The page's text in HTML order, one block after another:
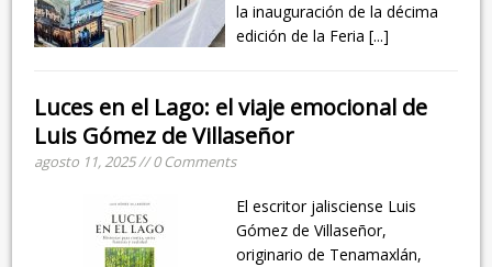
la inauguración de la décima
edición de la Feria[...]
Luces en el Lago: el viaje emocional de
Luis Gómez de Villaseñor
agosto 11, 2025 // 0 Comments
El escritor jalisciense Luis
Gómez de Villaseñor,
originario de Tenamaxlán,